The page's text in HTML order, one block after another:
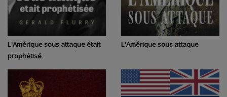
L'Amérique sous attaque était
prophétisé
L'Amérique sous attaque